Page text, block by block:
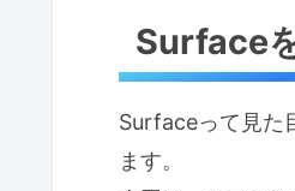
Surface
Surfaceって見た
ます。